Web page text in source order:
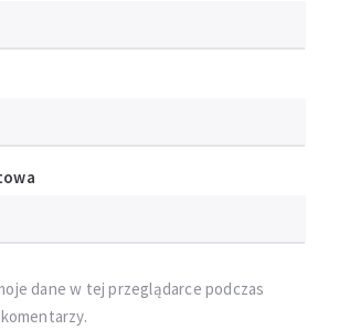
dane w tej przeglądarce podczas